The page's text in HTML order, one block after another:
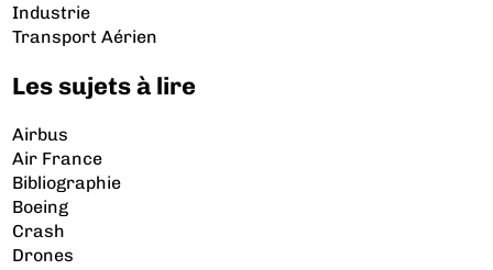
Industrie
Transport Aérien
Les sujets à lire
Airbus
Air France
Bibliographie
Boeing
Crash
Drones